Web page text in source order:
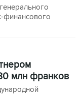
финансового
млн франков